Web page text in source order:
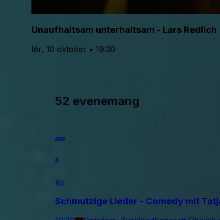
Unaufhaltsam unterhaltsam - Lars Redlich
lör, 10 oktober • 19:30
52 evenemang
aug
8
lör
Schmutzige Lieder - Comedy mit